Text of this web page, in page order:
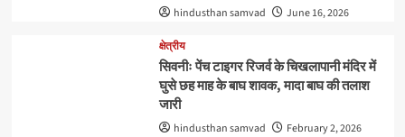
hindusthan samvad June 16, 2026
क्षेत्रीय
सिवनीः पेंच टाइगर रिजर्व के चिखलापानी मंदिर में
घुसे छह माह के बाघ शावक, मादा बाघ की तलाश
जारी
hindusthan samvad February 2, 2026